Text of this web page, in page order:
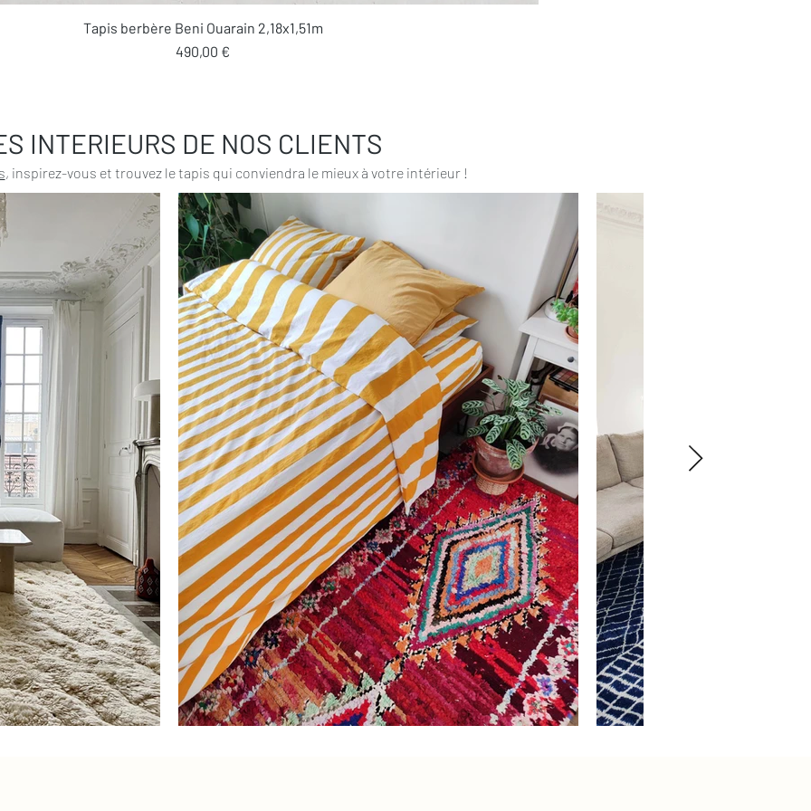
Aperçu rapide
Tapis berbère Beni Ouarain 2,18x1,51m
Prix
490,00 €
INTERIEURS DE NOS CLIENTS
, inspirez-vous et trouvez le tapis qui conviendra le mieux à votre intérieur !